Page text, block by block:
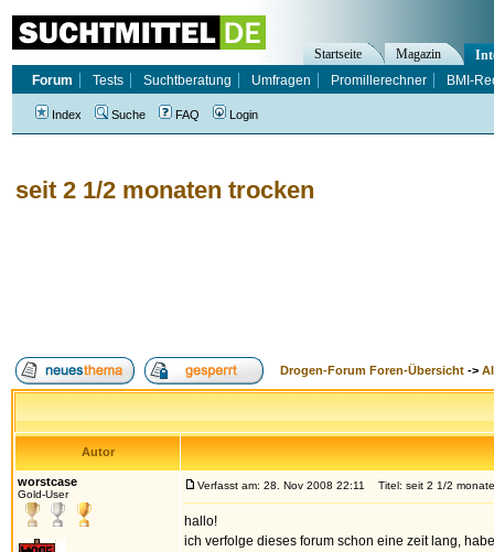
seit 2 1/2 monaten trocken
Drogen-Forum Foren-Übersicht ->
Autor
worstcase
Gold-User
Verfasst am: 28. Nov 2008 22:11 Titel: seit 2 1/2
hallo!
ich verfolge dieses forum schon eine zeit lang,
Startseite Magazin
Forum
Tests Suchtberatung Umfragen Promillerechner BMI-
Index Suche FAQ Login